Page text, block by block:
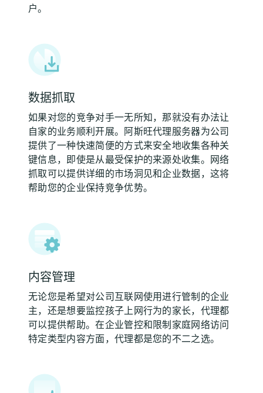
户。
数据抓取
如果对您的竞争对手一无所知，那就没有办法让
自家的业务顺利开展。阿斯旺代理服务器为公司
提供了一种快速简便的方式来安全地收集各种关
键信息，即使是从最受保护的来源处收集。网络
抓取可以提供详细的市场洞见和企业数据，这将
帮助您的企业保持竞争优势。
内容管理
无论您是希望对公司互联网使用进行管制的企业
主，还是想要监控孩子上网行为的家长，代理都
可以提供帮助。在企业管控和限制家庭网络访问
特定类型内容方面，代理都是您的不二之选。